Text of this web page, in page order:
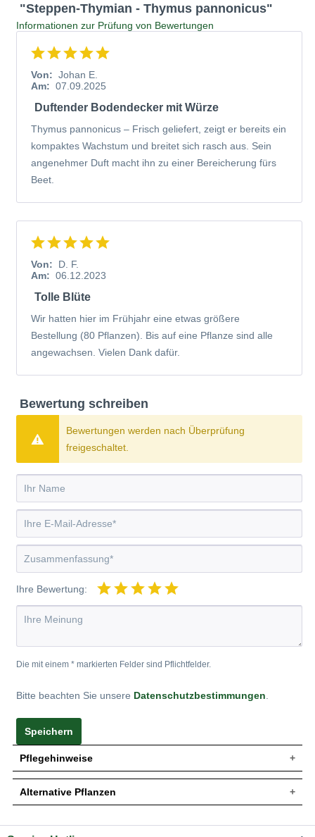
eignet sich auch gut für die Kultivierung im
Topf und Kübel.
"Steppen-Thymian - Thymus pannonicus"
Informationen zur Prüfung von Bewertungen
Von: Johan E.
Am: 07.09.2025
Duftender Bodendecker mit Würze
Thymus pannonicus – Frisch geliefert, zeigt er bereits ein
kompaktes Wachstum und breitet sich rasch aus. Sein
angenehmer Duft macht ihn zu einer Bereicherung fürs
Beet.
Von:
D. F.
Am: 06.12.2023
Tolle Blüte
Wir hatten hier im Frühjahr eine etwas größere
Bestellung (80 Pflanzen). Bis auf eine Pflanze sind alle
angewachsen. Vielen Dank dafür.
Bewertung schreiben
Bewertungen werden nach Überprüfung
freigeschaltet.
Ihre Bewertung:
Die mit einem * markierten Felder sind Pflichtfelder.
Bitte beachten Sie unsere Datenschutzbestimmungen
Speichern
Pflegehinweise
Pflanz- und Pflegetipps Thymus pannonicus /
Steppen-Thymian
Alternative Pflanzen